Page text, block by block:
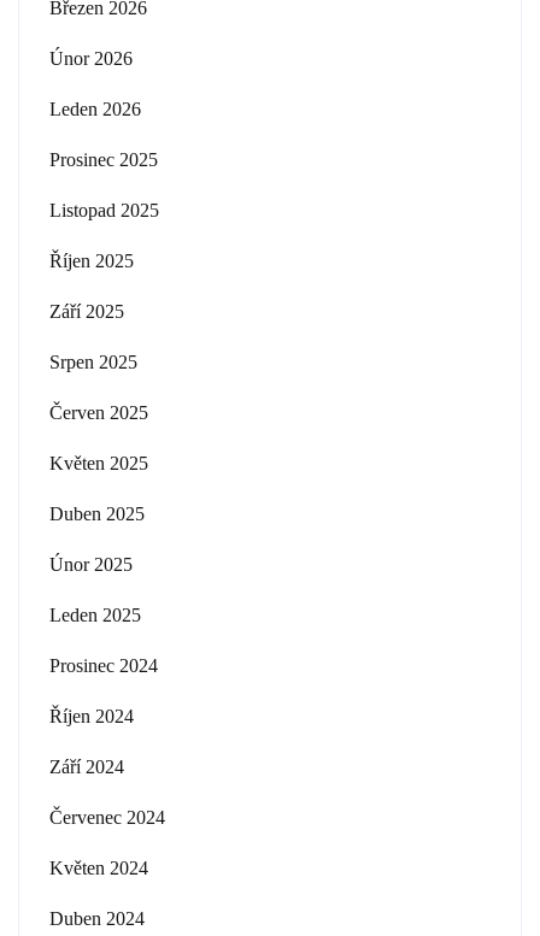
Březen 2026
Únor 2026
Leden 2026
Prosinec 2025
Listopad 2025
Říjen 2025
Září 2025
Srpen 2025
Červen 2025
Květen 2025
Duben 2025
Únor 2025
Leden 2025
Prosinec 2024
Říjen 2024
Září 2024
Červenec 2024
Květen 2024
Duben 2024